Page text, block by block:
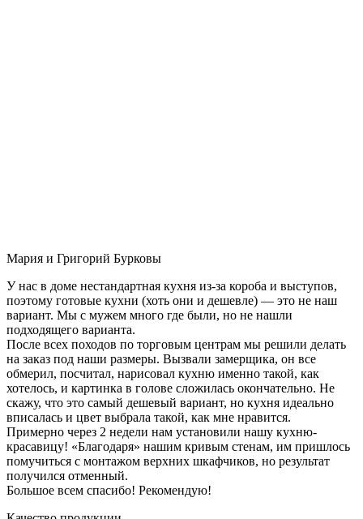
Мария и Григорий Бурковы
У нас в доме нестандартная кухня из-за короба и выступов,
поэтому готовые кухни (хоть они и дешевле) — это не наш
вариант. Мы с мужем много где были, но не нашли
подходящего варианта.
После всех походов по торговым центрам мы решили делать
на заказ под наши размеры. Вызвали замерщика, он все
обмерил, посчитал, нарисовал кухню именно такой, как
хотелось, и картинка в голове сложилась окончательно. Не
скажу, что это самый дешевый вариант, но кухня идеально
вписалась и цвет выбрала такой, как мне нравится.
Примерно через 2 недели нам установили нашу кухню-
красавицу! «Благодаря» нашим кривым стенам, им пришлось
помучиться с монтажом верхних шкафчиков, но результат
получился отменный.
Большое всем спасибо! Рекомендую!